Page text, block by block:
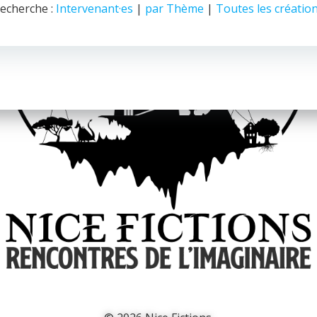
: Intervenant·es | par Thème | Toutes les